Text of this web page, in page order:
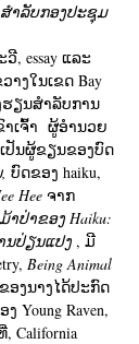
າລັບກອງປະຊຸມ
, essay ແລະ
າງໃນເຂດ Bay
ຮຽນສໍາລັບການ
ເຈົ້າ  ຜູ້ອໍານວຍ
ເປັນຜູ້ຂຽນຂອງບົດ
ບົດຂອງ haiku,
Hee ຈາກ
ມ້າປ່າຂອງ Haiku:
ນປ່ຽນແປງ , ມີ
Being Animal
ຂອງນາງໄດ້ປະກົດ
Raven,
California